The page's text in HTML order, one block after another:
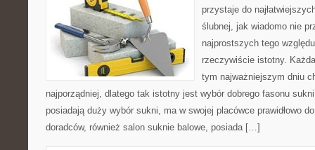
przystaje do
ślubnej, jak wiadomo nie
najprostszych tego
rzeczywiście istotny.
tym najważniejszym dniu
najporządniej, dlatego tak istotny jest wybór dobrego fasonu
posiadają duży wybór sukni, ma w swojej placówce prawidłowo
doradców, również salon suknie balowe, posiada […]